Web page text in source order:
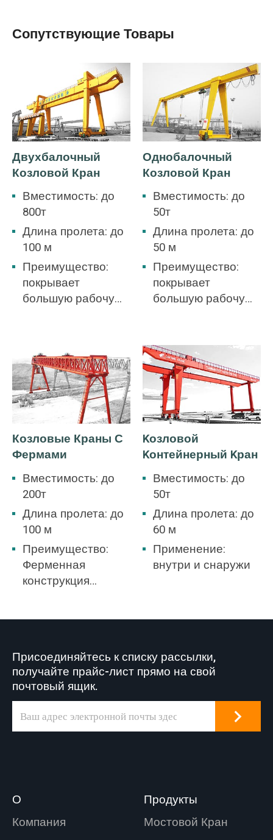
Сопутствующие Товары
Двухбалочный
Козловой Кран
Вместимость: до
800т
Длина пролета: до
100 м
Преимущество:
покрывает
большую рабочую
Однобалочный
Козловой Кран
Вместимость: до
50т
Длина пролета: до
50 м
Преимущество:
покрывает
большую рабочую
строить склад.
Козловые Краны С
Фермами
Вместимость: до
200т
Длина пролета: до
100 м
Преимущество:
Ферменная
конструкция
выбором для
открытого двора.
Kозловой
Kонтейнерный Kран
Вместимость: до
50т
Длина пролета: до
60 м
Применение:
внутри и снаружи
Присоединяйтесь к списку рассылки,
получайте прайс-лист прямо на свой
почтовый ящик.
О
Компания
Продукты
Мостовой Кран